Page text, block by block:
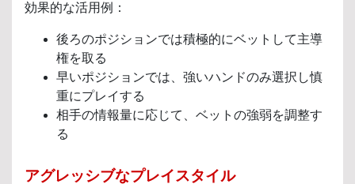
効果的な活用例：
後ろのポジションでは積極的にベットして主導
権を取る
早いポジションでは、強いハンドのみ選択し慎
重にプレイする
相手の情報量に応じて、ベットの強弱を調整す
る
アグレッシブなプレイスタイル